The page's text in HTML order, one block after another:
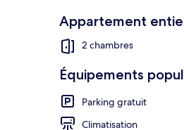
Appartement
2 chambres
Équipements
Parking gratuit
Climatisation